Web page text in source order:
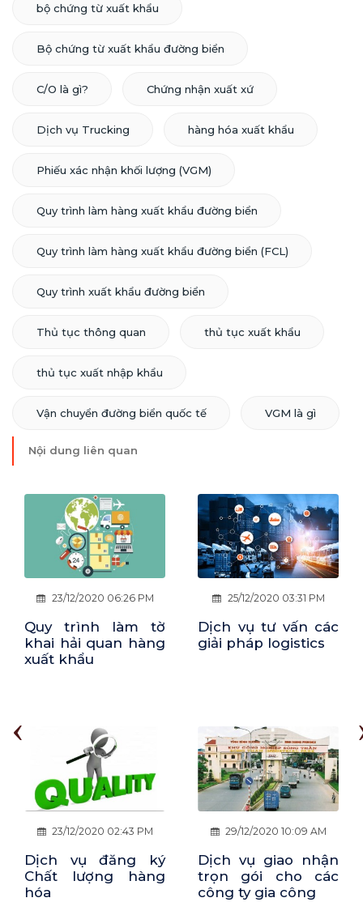
bộ chứng từ xuất khẩu
Bộ chứng từ xuất khẩu đường biển
C/O là gì? Chứng nhận xuất xứ
Dịch vụ Trucking hàng hóa xuất khẩu
Phiếu xác nhận khối lượng (VGM)
Quy trình làm hàng xuất khẩu đường biển
Quy trình làm hàng xuất khẩu đường biển (FCL)
Quy trình xuất khẩu đường biển
Thủ tục thông quan thủ tục xuất khẩu
thủ tục xuất nhập khẩu
Vận chuyển đường biển quốc tế VGM là gì
Nội dung liên quan
25/12/2020 03:31 PM
Dịch vụ tư vấn các
giải pháp logistics
29/12/2020 10:09 AM
Dịch vụ giao nhận
trọn gói cho các
công ty gia công
09/07/2021 06:57 PM
Quy trình nhập
khẩu đường biển
23/12/2020 04:21 PM
Dịch vụ đăng ký
kiểm tra chất lượng
‹